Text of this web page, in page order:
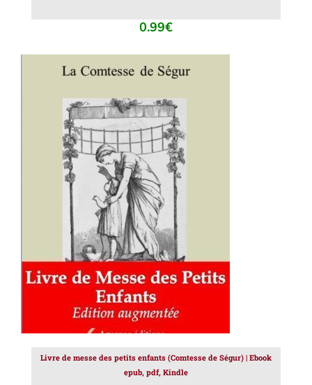
0.99€
AJOUTER AU PANIER / DÉTAILS
Livre de messe des petits enfants (Comtesse de Ségur) | Ebook
epub, pdf, Kindle